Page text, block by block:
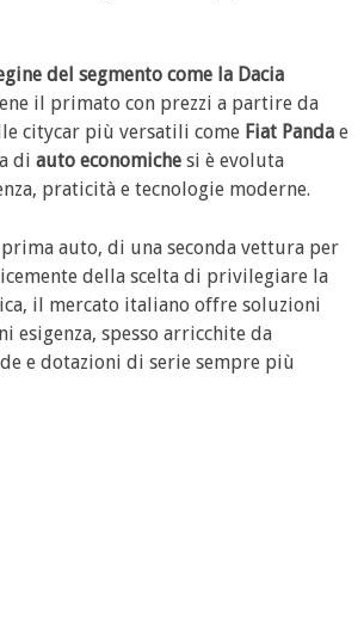
del segmento come la Dacia
il primato con prezzi a partire da
citycar più versatili come Fiat Panda e
di auto economiche si è evoluta
praticità e tecnologie moderne.
auto, di una seconda vettura per
della scelta di privilegiare la
il mercato italiano offre soluzioni
esigenza, spesso arricchite da
e dotazioni di serie sempre più